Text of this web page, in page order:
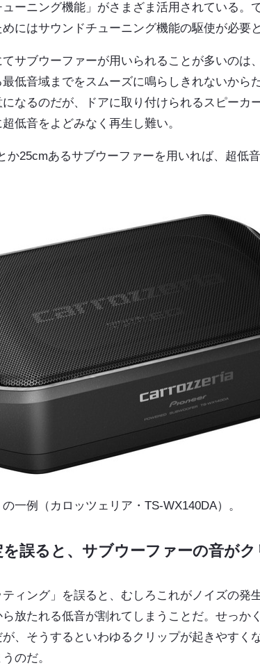
ーニング機能」がさまざま活用されている。
にはサウンドチューニング機能の駆使が必要と
サブウーファーが用いられることが多いのは
低音域までをスムーズに鳴らしきれないから
なるのだが、ドアに取り付けられるスピーカ
低音をよどみなく再生し難い。
か25cmあるサブウーファーを用いれば、超低
一例（カロッツェリア・TS-WX140DA）。
誤ると、サブウーファーの音がク
ィング」を誤ると、むしろこれがノイズの発
放たれる低音が割れてしまうことだ。せっか
、そうするといわゆるクリップが起きやすく
のだ。